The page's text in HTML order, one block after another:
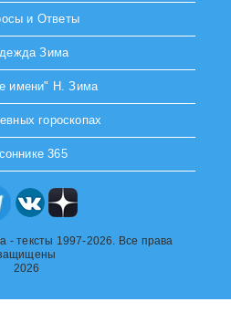
и Ответы
Зима
имени" Н. Зима
гороскопах
365
- тексты 1997-2026. Все права
2026